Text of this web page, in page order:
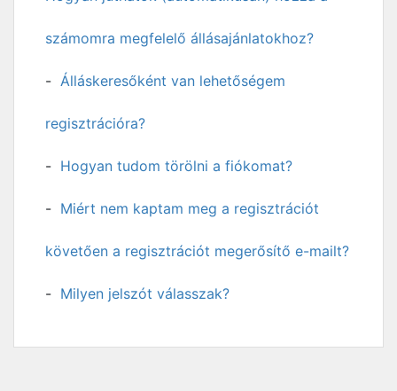
számomra megfelelő állásajánlatokhoz?
Álláskeresőként van lehetőségem
regisztrációra?
Hogyan tudom törölni a fiókomat?
Miért nem kaptam meg a regisztrációt
követően a regisztrációt megerősítő e-mailt?
Milyen jelszót válasszak?